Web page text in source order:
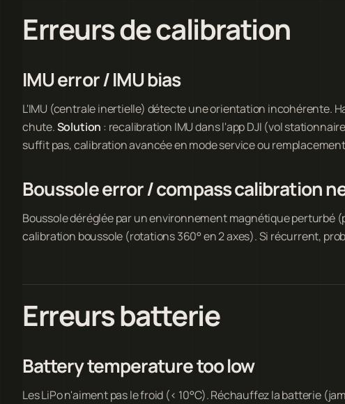
Erreurs de calibration
IMU error / IMU bias
L'IMU (centrale inertielle) détecte une orientation incohérente.
chute.Solution : recalibration IMU dans l'app DJI (vol
suffit pas, calibration avancée en mode service ou
Boussole error / compass calibration
Boussole déréglée par un environnement magnétique perturbé
calibration boussole (rotations 360° en 2 axes). Si récurrent,
Erreurs batterie
Battery temperature too low
Les LiPo n'aiment pas le froid (< 10°C). Réchauffez la batterie